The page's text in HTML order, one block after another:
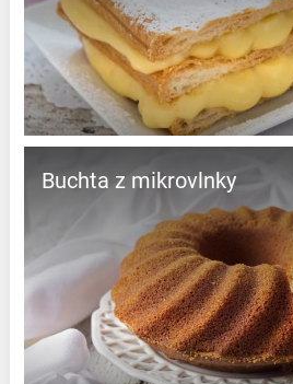
Buchta z mikrovlnky